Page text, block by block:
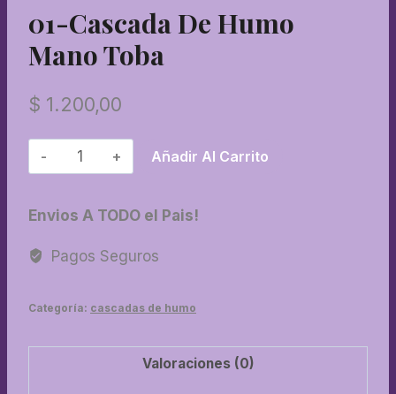
01-Cascada De Humo
Mano Toba
$ 1.200,00
01-
Cascada
humo
toba
Añadir Al Carrito
Envios A TODO el Pais!
Pagos Seguros
Categoría: cascadas de humo
Valoraciones (0)